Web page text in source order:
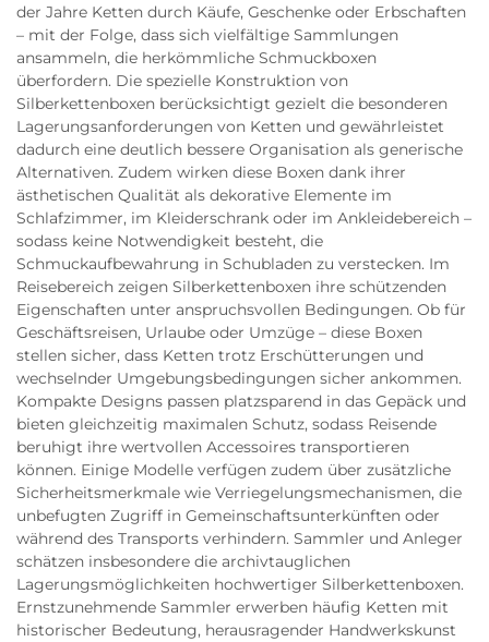
der Jahre Ketten durch Käufe, Geschenke oder Erbschaften
– mit der Folge, dass sich vielfältige Sammlungen
ansammeln, die herkömmliche Schmuckboxen
überfordern. Die spezielle Konstruktion von
Silberkettenboxen berücksichtigt gezielt die besonderen
Lagerungsanforderungen von Ketten und gewährleistet
dadurch eine deutlich bessere Organisation als generische
Alternativen. Zudem wirken diese Boxen dank ihrer
ästhetischen Qualität als dekorative Elemente im
Schlafzimmer, im Kleiderschrank oder im Ankleidebereich –
sodass keine Notwendigkeit besteht, die
Schmuckaufbewahrung in Schubladen zu verstecken. Im
Reisebereich zeigen Silberkettenboxen ihre schützenden
Eigenschaften unter anspruchsvollen Bedingungen. Ob für
Geschäftsreisen, Urlaube oder Umzüge – diese Boxen
stellen sicher, dass Ketten trotz Erschütterungen und
wechselnder Umgebungsbedingungen sicher ankommen.
Kompakte Designs passen platzsparend in das Gepäck und
bieten gleichzeitig maximalen Schutz, sodass Reisende
beruhigt ihre wertvollen Accessoires transportieren
können. Einige Modelle verfügen zudem über zusätzliche
Sicherheitsmerkmale wie Verriegelungsmechanismen, die
unbefugten Zugriff in Gemeinschaftsunterkünften oder
während des Transports verhindern. Sammler und Anleger
schätzen insbesondere die archivtauglichen
Lagerungsmöglichkeiten hochwertiger Silberkettenboxen.
Ernstzunehmende Sammler erwerben häufig Ketten mit
historischer Bedeutung, herausragender Handwerkskunst